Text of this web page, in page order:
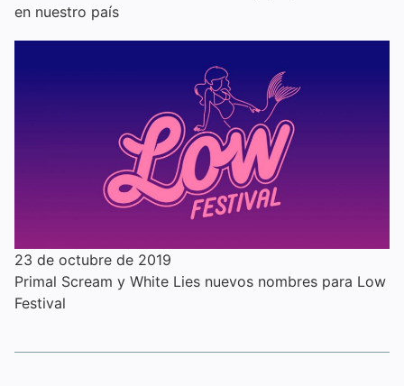
en nuestro país
23 de octubre de 2019
Primal Scream y White Lies nuevos nombres para Low
Festival